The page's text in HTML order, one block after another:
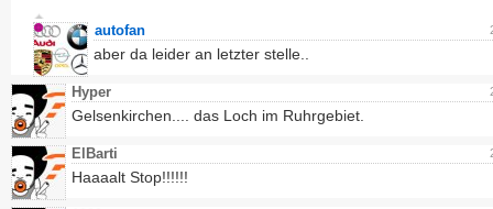
autofan
aber da leider an letzter stelle..
Hyper
Gelsenkirchen.... das Loch im Ruhrgebiet.
ElBarti
Haaaalt Stop!!!!!!